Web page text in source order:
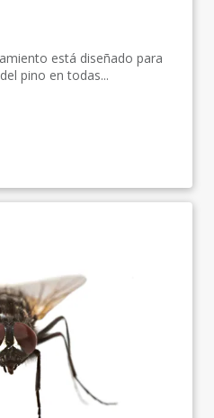
está diseñado para
pino en todas...